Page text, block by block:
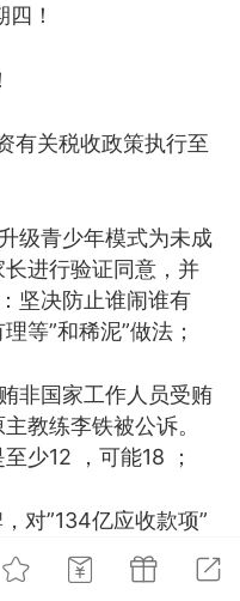
币 点击购买
普拉雅
溶斑术
一、项
× 草本
这是一套
！
有关税收政策执行至
级青少年模式为未成
进行验证同意，并
坚决防止谁闹谁有
等”和稀泥”做法；
非国家工作人员受贿
教练李铁被公诉。
少12 ，可能18 ；
对”134亿应收款项”